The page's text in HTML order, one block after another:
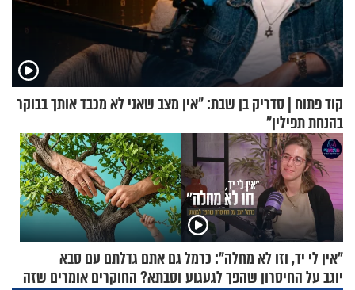
קוד פתוח | סדריק בן שבת: "אין מצב שאני לא מכבד אותך בבוקר
בהנחת תפילין"
"אין לי יד, וזו לא מחלה": כרמל
יוגב על החיסרון שהפך לגעגוע
גם אתם גדלתם עם סבא
וסבתא? החוקרים אומרים שזה